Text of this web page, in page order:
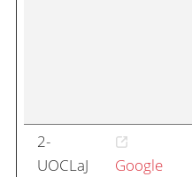
2-
UOCLaJ
Google